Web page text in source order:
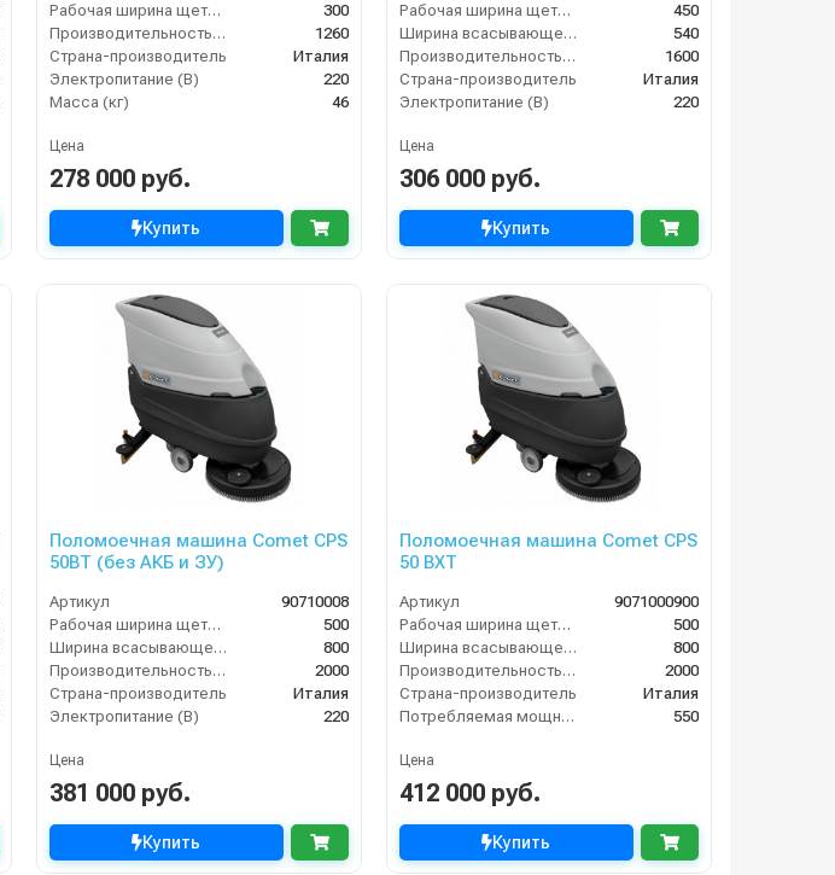
Рабочая ширина щеток (мм)
300
Производительность по площади (м2/ч)
1260
Страна-производитель
Италия
Электропитание (В)
220
Масса (кг)
46
Цена
278 000 руб.
Купить
Рабочая ширина щеток (мм)
450
Ширина всасывающей балки (мм)
540
Производительность по площади (м2/ч)
1600
Страна-производитель
Италия
Электропитание (В)
220
Цена
306 000 руб.
Купить
Поломоечная машина Comet CPS
50BT (без АКБ и ЗУ)
Артикул
90710008
Рабочая ширина щеток (мм)
500
Ширина всасывающей балки (мм)
800
Производительность по площади (м2/ч)
2000
Страна-производитель
Италия
Электропитание (В)
220
Цена
381 000 руб.
Купить
Поломоечная машина Comet CPS
50 BXT
Артикул
9071000900
Рабочая ширина щеток (мм)
500
Ширина всасывающей балки (мм)
800
Производительность по площади (м2/ч)
2000
Страна-производитель
Италия
Потребляемая мощность (Вт)
550
Цена
412 000 руб.
Купить